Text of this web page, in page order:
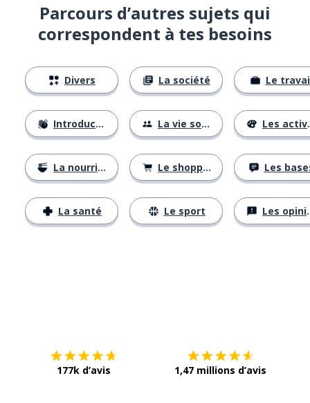
Parcours d’autres sujets qui
correspondent à tes besoins
Divers
Introductions
La nourriture
La santé
La société
La vie sociale
Le shopping
Le sport
Le
Les activités
Les
Les opinions
177k d’avis 1,47 millions d’avis